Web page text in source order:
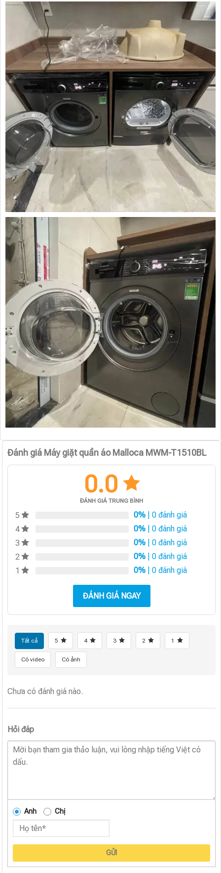
Đánh giá Máy giặt quần áo Malloca MWM-T1510BL
0.0
ĐÁNH GIÁ TRUNG BÌNH
5 0% | 0 đánh giá
4
0% | 0 đánh giá
3
0% | 0 đánh giá
2
0% | 0 đánh giá
1
0% | 0 đánh giá
ĐÁNH GIÁ NGAY
Tất cả 5 4 3 2 1
Có video Có ảnh
Chưa có đánh giá nào.
Hỏi đáp
Anh Chị
GỬI